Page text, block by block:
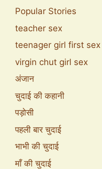
Popular Stories
teacher sex
teenager girl first sex
virgin chut girl sex
अंजान
चुदाई की कहानी
पड़ोसी
पहली बार चुदाई
भाभी की चुदाई
माँ की चुदाई